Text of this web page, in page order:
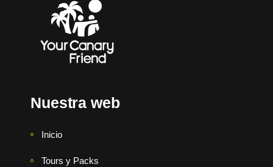
Nuestra web
Inicio
Tours y Packs